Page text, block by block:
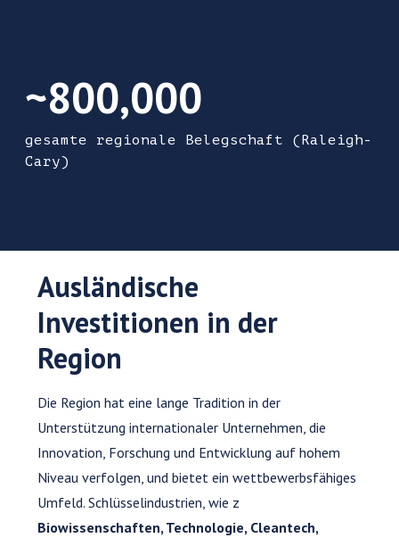
~800,000
gesamte regionale Belegschaft (Raleigh-
Cary)
~800.000 gesamte regionale Arbeitskräfte
Ausländische
Investitionen in der
Region
Die Region hat eine lange Tradition in der
Unterstützung internationaler Unternehmen, die
Innovation, Forschung und Entwicklung auf hohem
Niveau verfolgen, und bietet ein wettbewerbsfähiges
Umfeld. Schlüsselindustrien, wie z
Biowissenschaften, Technologie, Cleantech,